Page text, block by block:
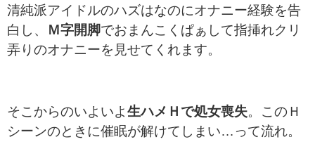
清純派アイドルのハズはなのにオナニー経験を告
白し、
Ｍ字開脚でおまんこくぱぁして指挿れクリ
弄りのオナニーを見せてくれます。
そこからのいよいよ 生ハメＨで処女喪失。このＨ
シーンのときに催眠が解けてしまい…って流れ。